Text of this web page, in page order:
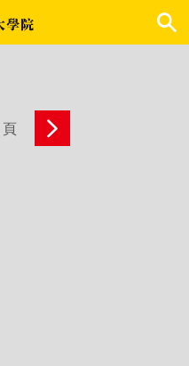
大大學院 職場趨